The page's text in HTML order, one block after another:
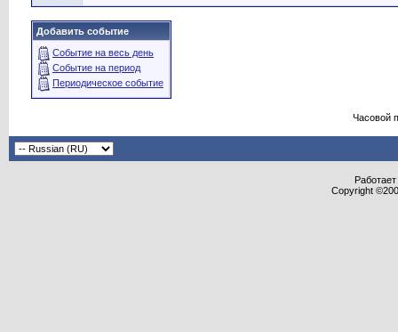
Добавить событие
Событие на весь день
Событие на период
Периодическое событие
Часовой
Copyright